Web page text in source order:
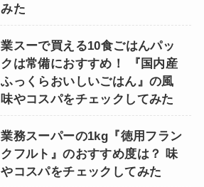
みた
業スーで買える10食ごはんパッ
クは常備におすすめ！ 『国内産
ふっくらおいしいごはん』の風
味やコスパをチェックしてみた
業務スーパーの1kg『徳用フラン
クフルト』のおすすめ度は？ 味
やコスパをチェックしてみた